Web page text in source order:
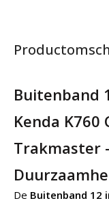
Buitenband
Kenda K760
Trakmaster
De Buitenband 12